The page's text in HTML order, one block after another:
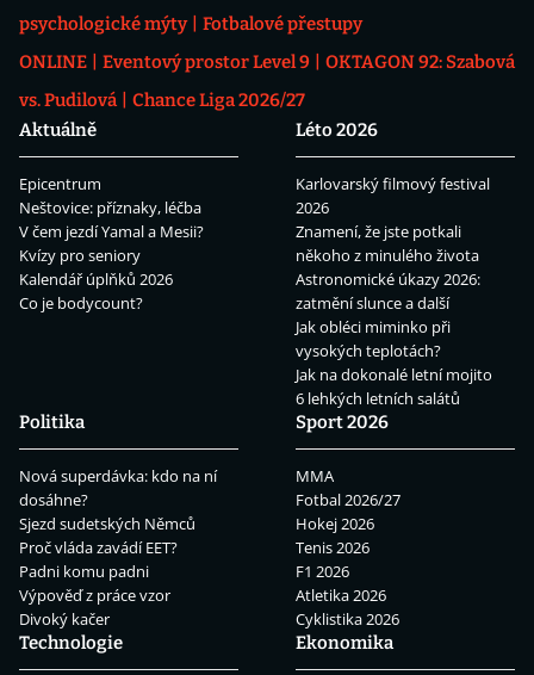
psychologické mýty
Fotbalové přestupy
ONLINE
Eventový prostor Level 9
OKTAGON 92: Szabová
vs. Pudilová
Chance Liga 2026/27
Aktuálně
Epicentrum
Neštovice: příznaky, léčba
V čem jezdí Yamal a Mesii?
Kvízy pro seniory
Kalendář úplňků 2026
Co je bodycount?
Léto 2026
Karlovarský filmový festival
2026
Znamení, že jste potkali
někoho z minulého života
Astronomické úkazy 2026:
zatmění slunce a další
Jak obléci miminko při
vysokých teplotách?
Jak na dokonalé letní mojito
6 lehkých letních salátů
Politika
Nová superdávka: kdo na ní
dosáhne?
Sjezd sudetských Němců
Proč vláda zavádí EET?
Padni komu padni
Výpověď z práce vzor
Divoký kačer
Sport 2026
MMA
Fotbal 2026/27
Hokej 2026
Tenis 2026
F1 2026
Atletika 2026
Cyklistika 2026
Technologie
Ekonomika